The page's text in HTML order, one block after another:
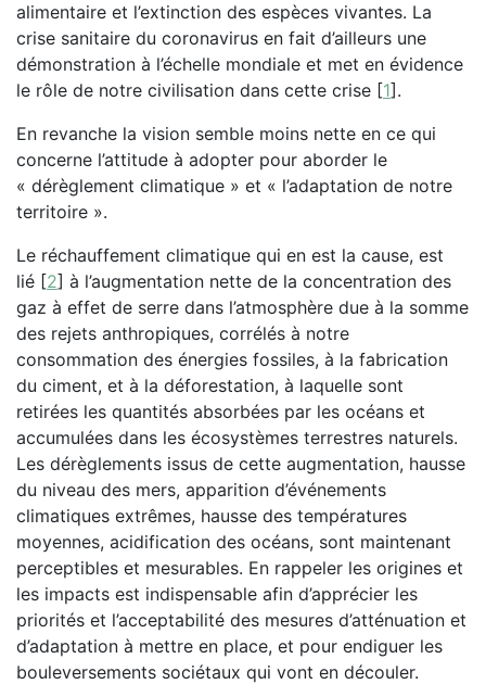
alimentaire et l’extinction des espèces vivantes. La
crise sanitaire du coronavirus en fait d’ailleurs une
démonstration à l’échelle mondiale et met en évidence
le rôle de notre civilisation dans cette crise [1] .
En revanche la vision semble moins nette en ce qui
concerne l’attitude à adopter pour aborder le
« dérèglement climatique » et « l’adaptation de notre
territoire ».
Le réchauffement climatique qui en est la cause, est
lié [2] à l’augmentation nette de la concentration des
gaz à effet de serre dans l’atmosphère due à la somme
des rejets anthropiques, corrélés à notre
consommation des énergies fossiles, à la fabrication
du ciment, et à la déforestation, à laquelle sont
retirées les quantités absorbées par les océans et
accumulées dans les écosystèmes terrestres naturels.
Les dérèglements issus de cette augmentation, hausse
du niveau des mers, apparition d’événements
climatiques extrêmes, hausse des températures
moyennes, acidification des océans, sont maintenant
perceptibles et mesurables. En rappeler les origines et
les impacts est indispensable afin d’apprécier les
priorités et l’acceptabilité des mesures d’atténuation et
d’adaptation à mettre en place, et pour endiguer les
bouleversements sociétaux qui vont en découler.